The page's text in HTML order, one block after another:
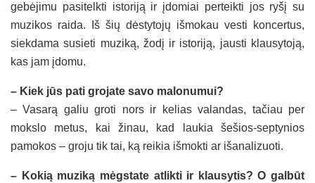
gebėjimu pasitelkti istoriją ir įdomiai perteikti jos ryšį su
muzikos raida. Iš šių dėstytojų išmokau vesti koncertus,
siekdama susieti muziką, žodį ir istoriją, jausti klausytoją,
kas jam įdomu.
– Kiek jūs pati grojate savo malonumui?
– Vasarą galiu groti nors ir kelias valandas, tačiau per
mokslo metus, kai žinau, kad laukia šešios-septynios
pamokos – groju tik tai, ką reikia išmokti ar išanalizuoti.
– Kokią muziką mėgstate atlikti ir klausytis? O galbūt